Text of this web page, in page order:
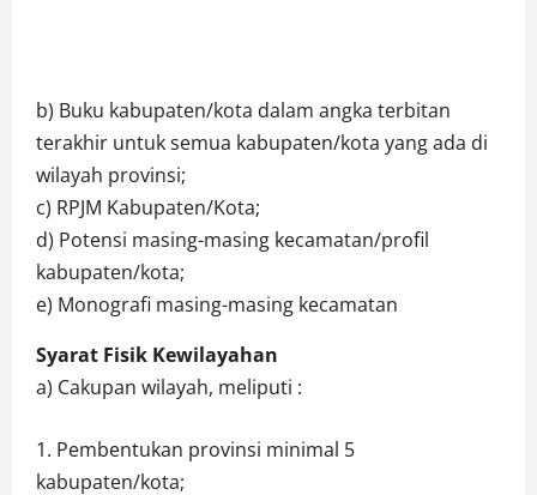
b) Buku kabupaten/kota dalam angka terbitan
terakhir untuk semua kabupaten/kota yang ada di
wilayah provinsi;
c) RPJM Kabupaten/Kota;
d) Potensi masing-masing kecamatan/profil
kabupaten/kota;
e) Monografi masing-masing kecamatan
Syarat Fisik Kewilayahan
a) Cakupan wilayah, meliputi :
Pembentukan provinsi minimal 5
kabupaten/kota;